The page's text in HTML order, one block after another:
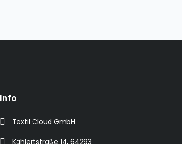
Info
Textil Cloud GmbH
Kahlertstraße 14, 64293